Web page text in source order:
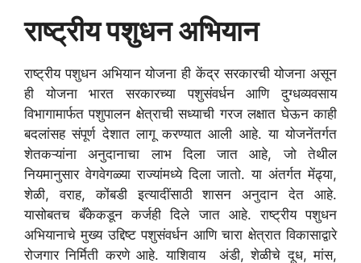
राष्ट्रीय पशुधन अभियान
राष्ट्रीय पशुधन अभियान योजना ही केंद्र सरकारची योजना असून
ही योजना भारत सरकारच्या पशुसंवर्धन आणि दुग्धव्यवसाय
विभागामार्फत पशुपालन क्षेत्राची सध्याची गरज लक्षात घेऊन काही
बदलांसह संपूर्ण देशात लागू करण्यात आली आहे. या योजनेंतर्गत
शेतकऱ्यांना अनुदानाचा लाभ दिला जात आहे, जो तेथील
नियमानुसार वेगवेगळ्या राज्यांमध्ये दिला जातो. या अंतर्गत मेंढ्या,
शेळी, वराह, कोंबडी इत्यादींसाठी शासन अनुदान देत आहे.
यासोबतच बँकेकडून कर्जही दिले जात आहे. राष्ट्रीय पशुधन
अभियानाचे मुख्य उद्दिष्ट पशुसंवर्धन आणि चारा क्षेत्रात विकासाद्वारे
रोजगार निर्मिती करणे आहे. याशिवाय अंडी, शेळीचे दूध, मांस,